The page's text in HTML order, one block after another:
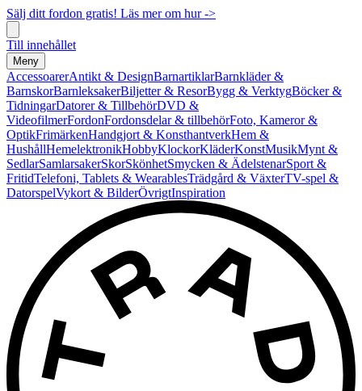
Sälj ditt fordon gratis! Läs mer om hur ->
Till innehållet
Meny
AccessoarerAntikt & DesignBarnartiklarBarnkläder &
BarnskorBarnleksakerBiljetter & ResorBygg & VerktygBöcker &
TidningarDatorer & TillbehörDVD &
VideofilmerFordonFordonsdelar & tillbehörFoto, Kameror &
OptikFrimärkenHandgjort & KonsthantverkHem &
HushållHemelektronikHobbyKlockorKläderKonstMusikMynt &
SedlarSamlarsakerSkorSkönhetSmycken & ÄdelstenarSport &
FritidTelefoni, Tablets & WearablesTrädgård & VäxterTV-spel &
DatorspelVykort & BilderÖvrigtInspiration